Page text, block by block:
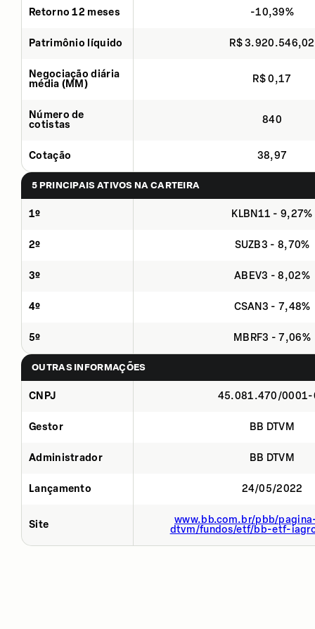
Retorno 12 meses -10,39%
Patrimônio líquido R$ 3.920.546,02
Negociação diária
média (MM)
R$ 0,17
Número de
cotistas
840
Cotação 38,97
5 PRINCIPAIS ATIVOS NA CARTEIRA
1º KLBN11 - 9,27%
2º SUZB3 - 8,70%
3º ABEV3 - 8,02%
4º CSAN3 - 7,48%
5º MBRF3 - 7,06%
OUTRAS INFORMAÇÕES
CNPJ 45.081.470/0001-
Gestor BB DTVM
Administrador BB DTVM
Lançamento 24/05/2022
Site
www.bb.com.br/pbb/
dtvm/fundos/etf/bb-etf-